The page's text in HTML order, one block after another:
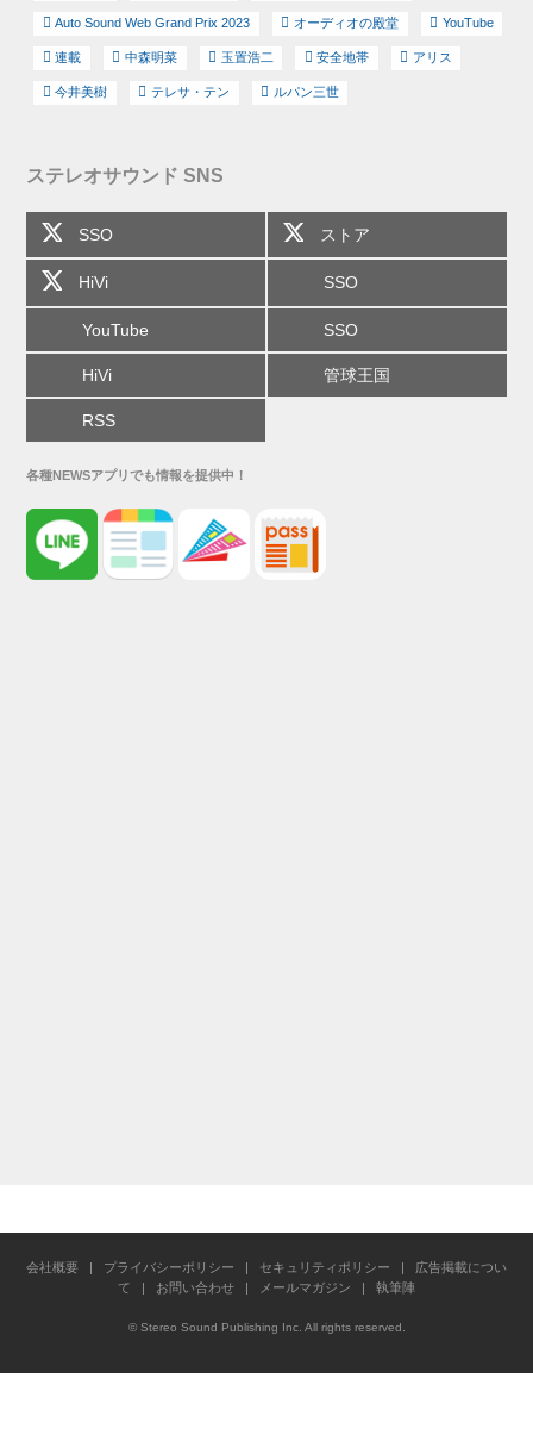
Auto Sound Web Grand Prix 2023 オーディオの殿堂 YouTube
連載 中森明菜 玉置浩二 安全地帯 アリス
今井美樹 テレサ・テン ルパン三世
ステレオサウンド SNS
SSO ストア
HiVi SSO
YouTube SSO
HiVi 管球王国
RSS
各種NEWSアプリでも情報を提供中！
会社概要 | プライバシーポリシー | セキュリティポリシー | 広告掲載につい
て | お問い合わせ | メールマガジン | 執筆陣
© Stereo Sound Publishing Inc. All rights reserved.